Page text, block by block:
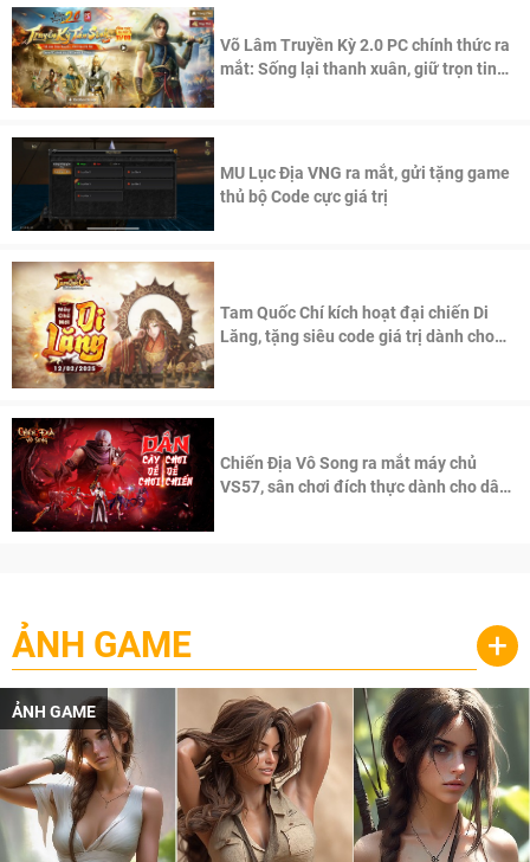
Võ Lâm Truyền Kỳ 2.0 PC chính thức ra
mắt: Sống lại thanh xuân, giữ trọn tinh
MU Lục Địa VNG ra mắt, gửi tặng game
thủ bộ Code cực giá trị
Tam Quốc Chí kích hoạt đại chiến Di
Lăng, tặng siêu code giá trị dành cho
Chiến Địa Vô Song ra mắt máy chủ
VS57, sân chơi đích thực dành cho dân
ẢNH GAME +
ẢNH GAME